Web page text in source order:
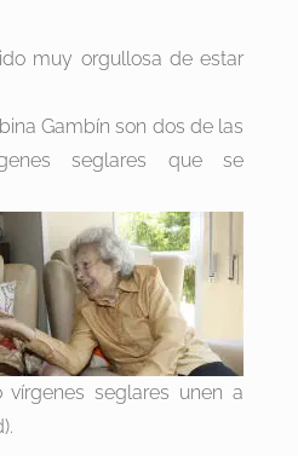
muy orgullosa de estar
Gambín son dos de las
seglares que se
vírgenes seglares unen a